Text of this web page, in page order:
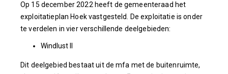
Op 15 december 2022 heeft de gemeenteraad het
exploitatieplan Hoek vastgesteld. De exploitatie is onder
te verdelen in vier verschillende deelgebieden:
Windlust II
Dit deelgebied bestaat uit de mfa met de buitenruimte,